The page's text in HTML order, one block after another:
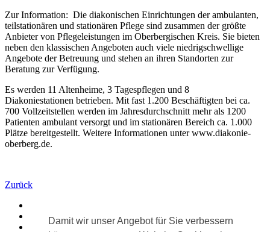
Damit wir unser Angebot für Sie verbessern
Zur Information: Die diakonischen Einrichtungen der ambulanten,
teilstationären und stationären Pflege sind zusammen der größte
Anbieter von Pflegeleistungen im Oberbergischen Kreis. Sie bieten
neben den klassischen Angeboten auch viele niedrigschwellige
Angebote der Betreuung und stehen an ihren Standorten zur
Beratung zur Verfügung.
Es werden 11 Altenheime, 3 Tagespflegen und 8
Diakoniestationen betrieben. Mit fast 1.200 Beschäftigten bei ca.
700 Vollzeitstellen werden im Jahresdurchschnitt mehr als 1200
Patienten ambulant versorgt und im stationären Bereich ca. 1.000
Plätze bereitgestellt. Weitere Informationen unter www.diakonie-
oberberg.de.
Zurück
Aktuelles
›
Aktuelle Meldung